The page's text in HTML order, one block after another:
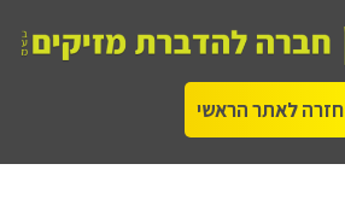
חזרה לאתר הראשי